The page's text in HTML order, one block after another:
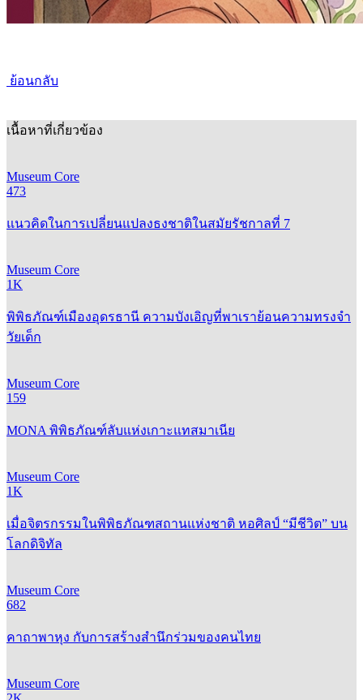
473
แนวคิดในการเปลี่ยนแปลงธงชาติในสมัยรัชกาลที่ 7
1K
พิพิธภัณฑ์เมืองอุดรธานี ความบังเอิญที่พาเราย้อนความทรงจำ
วัยเด็ก
159
MONA พิพิธภัณฑ์ลับแห่งเกาะแทสมาเนีย
1K
เมื่อจิตรกรรมในพิพิธภัณฑสถานแห่งชาติ หอศิลป์ “มีชีวิต” บน
โลกดิจิทัล
682
คาถาพาหุง กับการสร้างสำนึกร่วมของคนไทย
2K